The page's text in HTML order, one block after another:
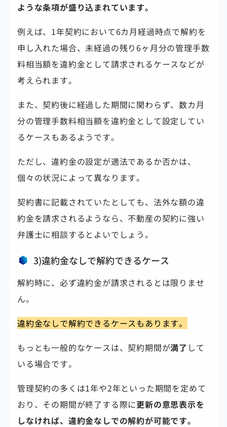
ような条項が盛り込まれています。
例えば、1年契約において6カ月経過時点で解約を
申し入れた場合、未経過の残り6ヶ月分の管理手数
料相当額を違約金として請求されるケースなどが
考えられます。
また、契約後に経過した期間に関わらず、数カ月
分の管理手数料相当額を違約金として設定してい
るケースもあるようです。
ただし、違約金の設定が適法であるか否かは、
個々の状況によって異なります。
契約書に記載されていたとしても、法外な額の違
約金を請求されるようなら、不動産の契約に強い
弁護士に相談するとよいでしょう。
3)違約金なしで解約できるケース
解約時に、必ず違約金が請求されるとは限りませ
ん。
違約金なしで解約できるケースもあります。
もっとも一般的なケースは、契約期間が満了 して
いる場合です。
管理契約の多くは1年や2年といった期間を定めて
おり、その期間が終了する際に更新の意思表示を
しなければ、違約金なしでの解約が可能です。